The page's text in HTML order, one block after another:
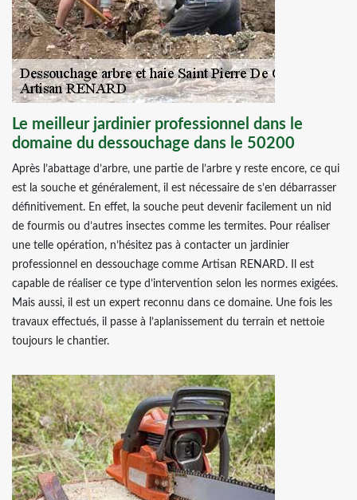
Le meilleur jardinier professionnel dans le
domaine du dessouchage dans le 50200
Après l’abattage d’arbre, une partie de l’arbre y reste encore, ce qui
est la souche et généralement, il est nécessaire de s’en débarrasser
définitivement. En effet, la souche peut devenir facilement un nid
de fourmis ou d’autres insectes comme les termites. Pour réaliser
une telle opération, n’hésitez pas à contacter un jardinier
professionnel en dessouchage comme Artisan RENARD. Il est
capable de réaliser ce type d’intervention selon les normes exigées.
Mais aussi, il est un expert reconnu dans ce domaine. Une fois les
travaux effectués, il passe à l’aplanissement du terrain et nettoie
toujours le chantier.